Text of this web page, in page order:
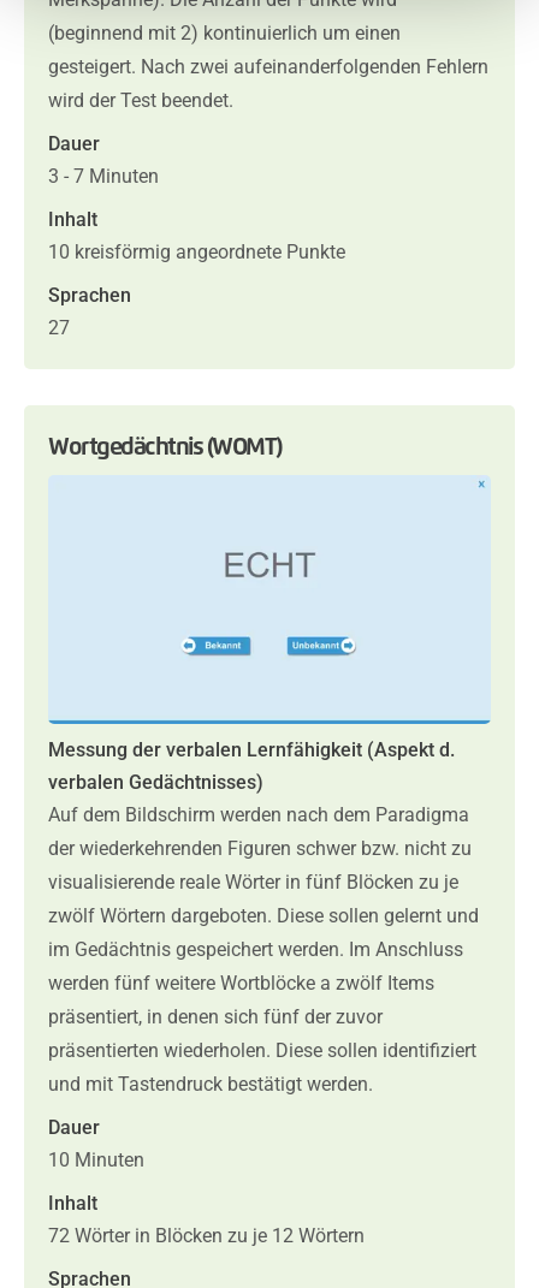
(beginnend mit 2) kontinuierlich um einen
gesteigert. Nach zwei aufeinanderfolgenden Fehlern
wird der Test beendet.
Dauer
3 - 7 Minuten
Inhalt
10 kreisförmig angeordnete Punkte
Sprachen
27
Wortgedächtnis (WOMT)
Messung der verbalen Lernfähigkeit (Aspekt d.
verbalen Gedächtnisses)
Auf dem Bildschirm werden nach dem Paradigma
der wiederkehrenden Figuren schwer bzw. nicht zu
visualisierende reale Wörter in fünf Blöcken zu je
zwölf Wörtern dargeboten. Diese sollen gelernt und
im Gedächtnis gespeichert werden. Im Anschluss
werden fünf weitere Wortblöcke a zwölf Items
präsentiert, in denen sich fünf der zuvor
präsentierten wiederholen. Diese sollen identifiziert
und mit Tastendruck bestätigt werden.
Dauer
10 Minuten
Inhalt
72 Wörter in Blöcken zu je 12 Wörtern
Sprachen